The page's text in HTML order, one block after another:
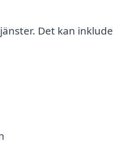
Det kan